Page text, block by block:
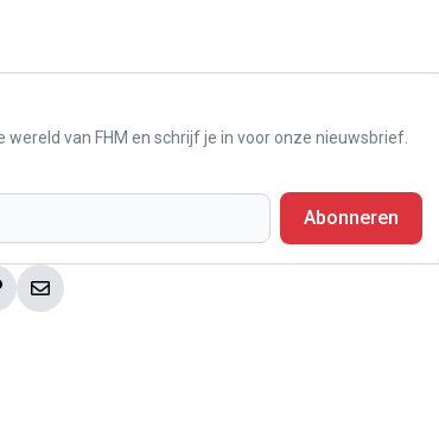
van FHM en schrijf je in voor onze nieuwsbrief.
Abonneren